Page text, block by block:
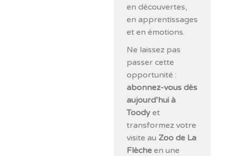
en découvertes,
en apprentissages
et en émotions.
Ne laissez pas
passer cette
opportunité :
abonnez-vous dès
aujourd’hui à
Toody et
transformez votre
visite au Zoo de La
Flèche en une